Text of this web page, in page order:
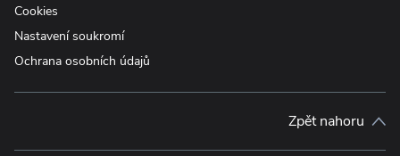
Cookies
Nastavení soukromí
Ochrana osobních údajů
Zpět nahoru